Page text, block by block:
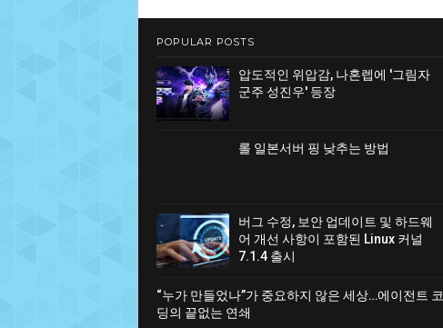
POPULAR POSTS
압도적인 위압감, 나혼렙에 '그림자
군주 성진우' 등장
롤 일본서버 핑 낮추는 방법
버그 수정, 보안 업데이트 및 하드웨
어 개선 사항이 포함된 Linux 커널
7.1.4 출시
“누가 만들었나”가 중요하지 않은 세상…에이전트 코
딩의 끝없는 연쇄